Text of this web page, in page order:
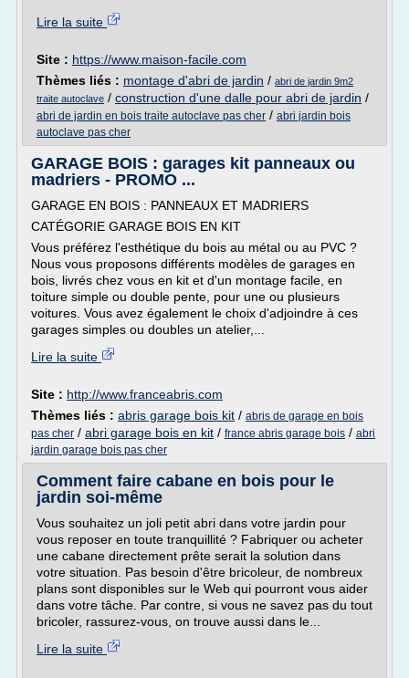
Lire la suite
Site : https://www.maison-facile.com
Thèmes liés : montage d'abri de jardin / abri de jardin 9m2
traite autoclave / construction d'une dalle pour abri de jardin /
abri de jardin en bois traite autoclave pas cher / abri jardin bois
autoclave pas cher
GARAGE BOIS : garages kit panneaux ou
madriers - PROMO ...
GARAGE EN BOIS : PANNEAUX ET MADRIERS
CATÉGORIE GARAGE BOIS EN KIT
Vous préférez l'esthétique du bois au métal ou au PVC ?
Nous vous proposons différents modèles de garages en
bois, livrés chez vous en kit et d'un montage facile, en
toiture simple ou double pente, pour une ou plusieurs
voitures. Vous avez également le choix d'adjoindre à ces
garages simples ou doubles un atelier,...
Lire la suite
Site : http://www.franceabris.com
Thèmes liés : abris garage bois kit / abris de garage en bois
pas cher / abri garage bois en kit / france abris garage bois / abri
jardin garage bois pas cher
Comment faire cabane en bois pour le
jardin soi-même
Vous souhaitez un joli petit abri dans votre jardin pour
vous reposer en toute tranquillité ? Fabriquer ou acheter
une cabane directement prête serait la solution dans
votre situation. Pas besoin d'être bricoleur, de nombreux
plans sont disponibles sur le Web qui pourront vous aider
dans votre tâche. Par contre, si vous ne savez pas du tout
bricoler, rassurez-vous, on trouve aussi dans le...
Lire la suite